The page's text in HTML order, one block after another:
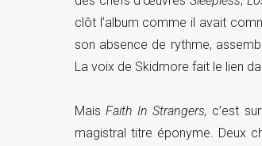
clôt l’album comme il avait
son absence de rythme,
La voix de Skidmore fait le lien
Mais Faith In Strangers, c’est
magistral titre éponyme. Deux